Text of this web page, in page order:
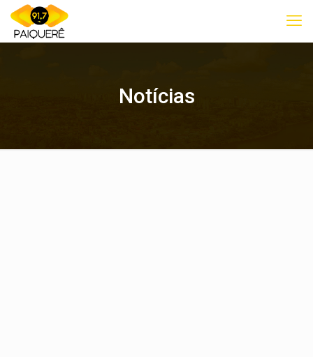
Notícias